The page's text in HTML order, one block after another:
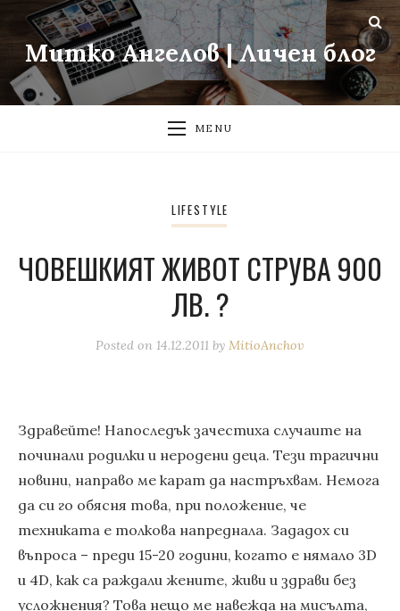
Митко Ангелов | Личен блог
MENU
LIFESTYLE
ЧОВЕШКИЯТ ЖИВОТ СТРУВА 900
ЛВ. ?
Posted on 14.12.2011 by MitioAnchov
Здравейте! Напоследък зачестиха случаите на
починали родилки и неродени деца. Тези трагични
новини, направо ме карат да настръхвам. Немога
да си го обясня това, при положение, че
техниката е толкова напреднала. Зададох си
въпроса – преди 15-20 години, когато е нямало 3D
и 4D, как са раждали жените, живи и здрави без
усложнения? Това нещо ме навежда на мисълта,